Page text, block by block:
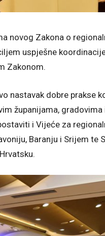
novog Zakona o
uspješne
Zakonom.
nastavak dobre prakse
županijama,
i Vijeće za
Baranju i Srijem te